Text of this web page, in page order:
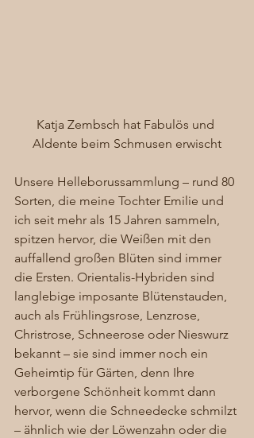
Katja Zembsch hat Fabulös und
Aldente beim Schmusen erwischt
Unsere Helleborussammlung – rund 80
Sorten, die meine Tochter Emilie und
ich seit mehr als 15 Jahren sammeln,
spitzen hervor, die Weißen mit den
auffallend großen Blüten sind immer
die Ersten. Orientalis-Hybriden sind
langlebige imposante Blütenstauden,
auch als Frühlingsrose, Lenzrose,
Christrose, Schneerose oder Nieswurz
bekannt – sie sind immer noch ein
Geheimtip für Gärten, denn Ihre
verborgene Schönheit kommt dann
hervor, wenn die Schneedecke schmilzt
– ähnlich wie der Löwenzahn oder die